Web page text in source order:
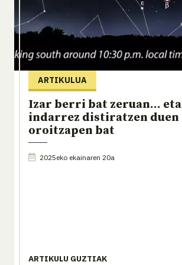
ARTIKULUA
Izar berri bat zeruan... eta
indarrez distiratzen duen
oroitzapen bat
2025eko ekainaren 20a
ARTIKULU GUZTIAK